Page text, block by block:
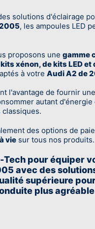
solutions d'éclairage
, les ampoules LED
proposons une gamme
xénon, de kits LED et
à votre Audi A2 de
l'avantage de fournir
autant d'énergie
des options de
vie sur tous nos produits.
Tech pour équiper
avec des
supérieure
plus